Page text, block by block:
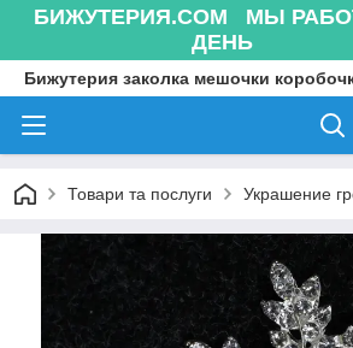
БИЖУТЕРИЯ.COM МЫ
ДЕНЬ
Бижутерия заколка мешочки
Товари та послуги Украшение